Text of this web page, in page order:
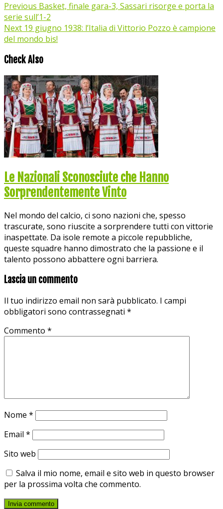
Previous Basket, finale gara-3, Sassari risorge e porta la
serie sull’1-2
Next 19 giugno 1938: l’Italia di Vittorio Pozzo è campione
del mondo bis!
Check Also
Le Nazionali Sconosciute che Hanno
Sorprendentemente Vinto
Nel mondo del calcio, ci sono nazioni che, spesso
trascurate, sono riuscite a sorprendere tutti con vittorie
inaspettate. Da isole remote a piccole repubbliche,
queste squadre hanno dimostrato che la passione e il
talento possono abbattere ogni barriera.
Lascia un commento
Il tuo indirizzo email non sarà pubblicato. I campi
obbligatori sono contrassegnati *
Commento *
Nome *
Email *
Sito web
Salva il mio nome, email e sito web in questo browser
per la prossima volta che commento.